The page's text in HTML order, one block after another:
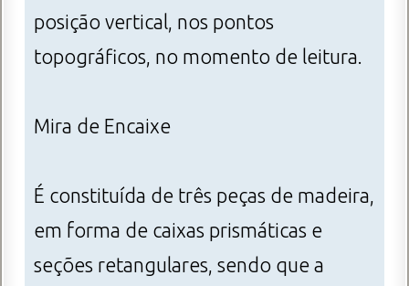
posição vertical, nos pontos
topográficos, no momento de leitura.
Mira de Encaixe
É constituída de três peças de madeira,
em forma de caixas prismáticas e
seções retangulares, sendo que a